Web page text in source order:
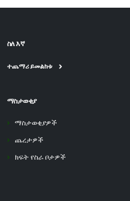
ስለ እኛ
ተጨማሪ ይመልከቱ
ማስታወቂያ
ማስታወቂያዎች
ጨረታዎች
ክፍት የስራ ቦታዎች